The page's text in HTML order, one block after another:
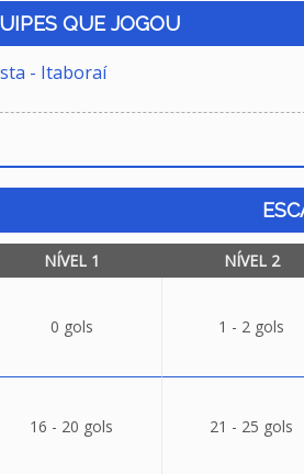
QUE JOGOU
- Itaboraí
NÍVEL 1 NÍVEL 2
0 gols 1 - 2 gols
16 - 20 gols 21 - 25 gols